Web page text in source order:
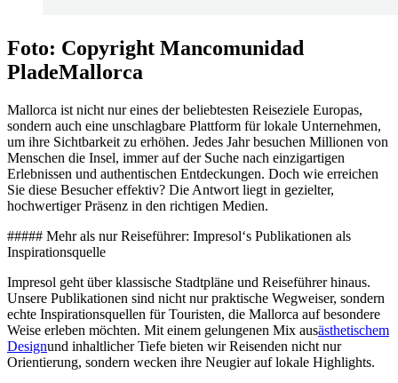
Foto: Copyright Mancomunidad
PladeMallorca
Mallorca ist nicht nur eines der beliebtesten Reiseziele Europas,
sondern auch eine unschlagbare Plattform für lokale Unternehmen,
um ihre Sichtbarkeit zu erhöhen. Jedes Jahr besuchen Millionen von
Menschen die Insel, immer auf der Suche nach einzigartigen
Erlebnissen und authentischen Entdeckungen. Doch wie erreichen
Sie diese Besucher effektiv? Die Antwort liegt in gezielter,
hochwertiger Präsenz in den richtigen Medien.
##### Mehr als nur Reiseführer: Impresol‘s Publikationen als
Inspirationsquelle
Impresol geht über klassische Stadtpläne und Reiseführer hinaus.
Unsere Publikationen sind nicht nur praktische Wegweiser, sondern
echte Inspirationsquellen für Touristen, die Mallorca auf besondere
Weise erleben möchten. Mit einem gelungenen Mix ausästhetischem
Designund inhaltlicher Tiefe bieten wir Reisenden nicht nur
Orientierung, sondern wecken ihre Neugier auf lokale Highlights.